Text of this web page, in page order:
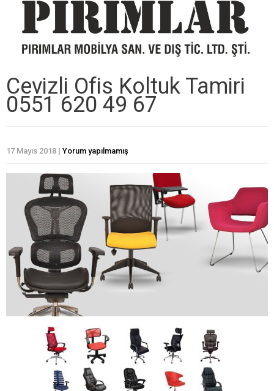
Cevizli Ofis Koltuk Tamiri
0551 620 49 67
17 Mayıs 2018 | Yorum yapılmamış